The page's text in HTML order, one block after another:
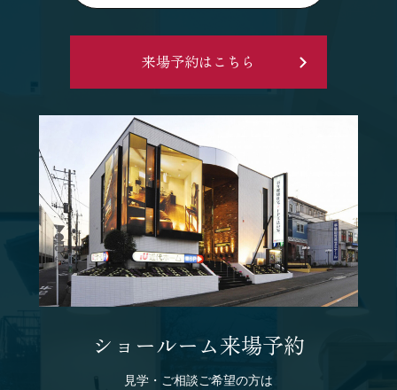
来場予約はこちら
ショールーム来場予約
見学・ご相談ご希望の方は